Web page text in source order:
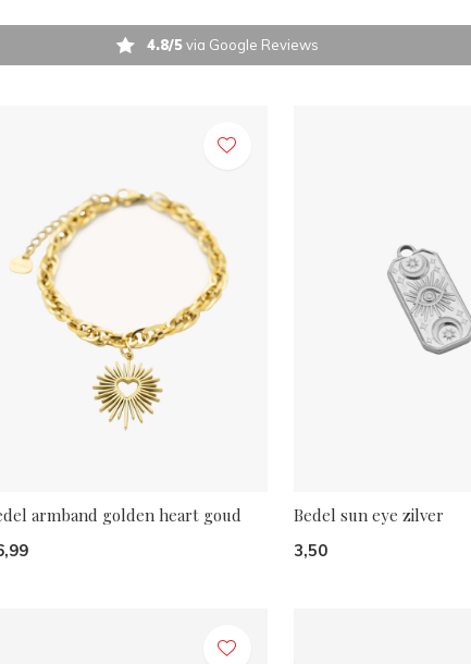
4.8/5via Google Reviews
armband golden heart goud Bedel sun eye zilver
3,50